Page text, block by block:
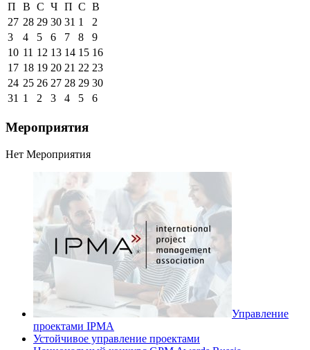
П
В С Ч П С В
27 28 29 30 31 1
2
3
4 5 6 7 8
9
10 11 12 13 14 15 16
17 18 19 20 21 22 23
24 25 26 27 28 29 30
31 1 2 3 4 5 6
Мероприятия
Нет Мероприятия
Управление
проектами IPMA
Устойчивое управление проектами